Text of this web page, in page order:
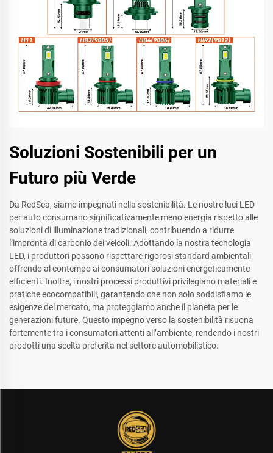
Soluzioni Sostenibili per un
Futuro più Verde
Da RedSea, siamo impegnati nella sostenibilità. Le nostre luci LED
per auto consumano significativamente meno energia rispetto alle
soluzioni di illuminazione tradizionali, contribuendo a ridurre
l’impronta di carbonio dei veicoli. Adottando la nostra tecnologia
LED, i produttori possono rispettare rigorosi standard ambientali
offrendo al contempo ai consumatori soluzioni energeticamente
efficienti. Inoltre, i nostri processi produttivi privilegiano materiali e
pratiche ecocompatibili, garantendo che non solo soddisfiamo le
esigenze del mercato, ma proteggiamo anche il pianeta per le
generazioni future. Questo impegno verso la sostenibilità risuona
fortemente tra i consumatori attenti all’ambiente, rendendo i nostri
prodotti una scelta preferita nel settore automobilistico.